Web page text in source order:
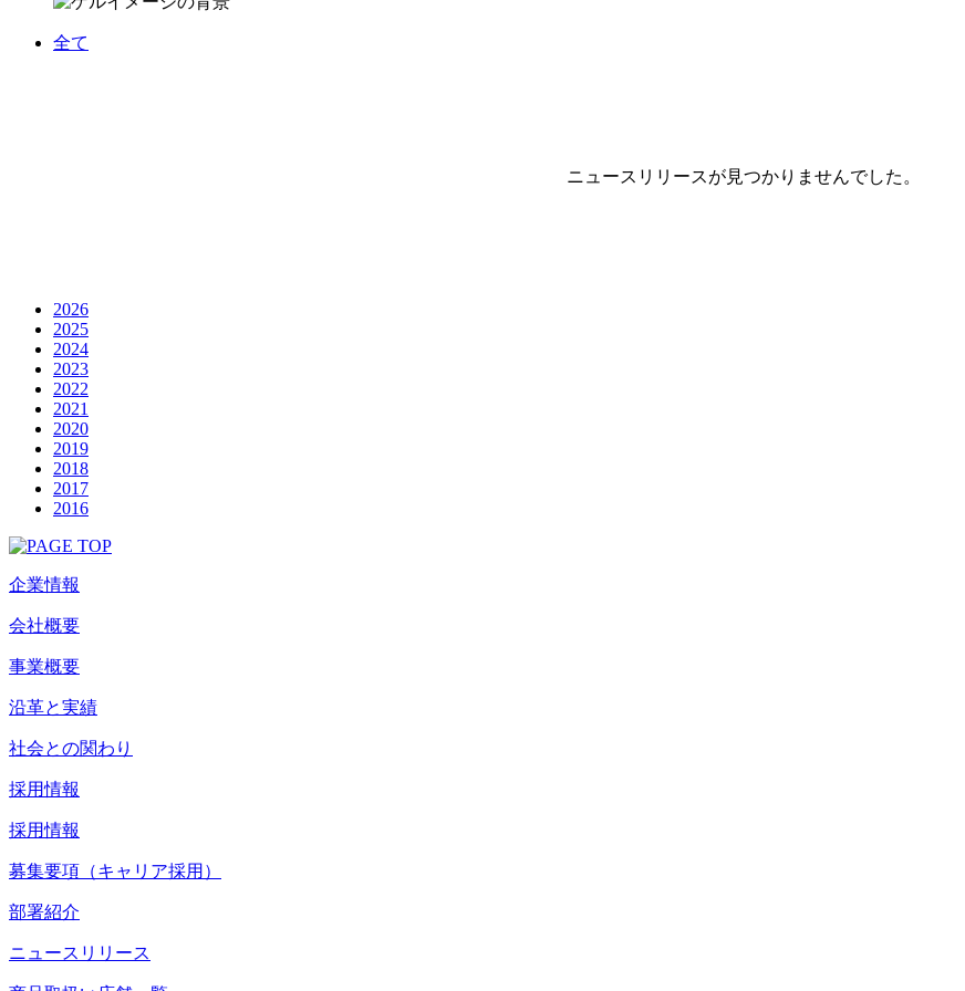
全て
ニュースリリースが見つかりませんでした。
2026
2025
2024
2023
2022
2021
2020
2019
2018
2017
2016
企業情報
会社概要
事業概要
沿革と実績
社会との関わり
採用情報
採用情報
募集要項（キャリア採用）
部署紹介
ニュースリリース